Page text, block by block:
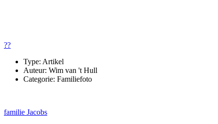
??
Type: Artikel
Auteur: Wim van 't Hull
Categorie: Familiefoto
familie Jacobs